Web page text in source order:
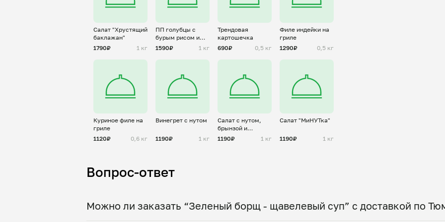
Салат "Хрустящий
баклажан"
1790₽
1 кг
ПП голубцы с
бурым рисом и
руб.индейкой
1590₽ 1 кг
Трендовая
картошечка
690₽
0,5 кг
Филе индейки на
гриле
1290₽
0,5 кг
Куриное филе на
гриле
1120₽
0,6 кг
Винегрет с нутом
1190₽ 1 кг
Салат с нутом,
брынзой и
огурцами
1190₽ 1 кг
Салат "МиНУТка"
1190₽ 1 кг
Вопрос-ответ
Можно ли заказать “Зеленый борщ - щавелевый суп” с доставкой по